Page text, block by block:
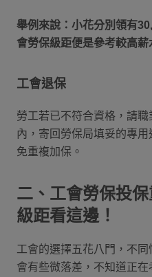
舉例來說：小花分別領有
會勞保級距便是參考較高薪
工會退保
勞工若已不符合資格，請
內，寄回勞保局填妥的專
免重複加保。
二、工會勞保投
級距看這邊！
工會的選擇五花八門，不
會有些微落差，不知道正